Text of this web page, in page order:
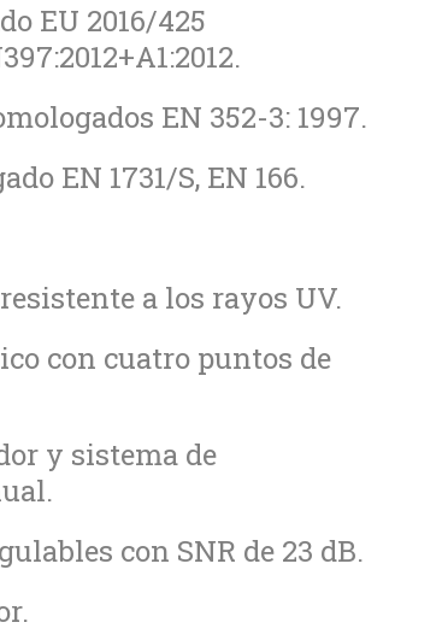
EU 2016/425
EN 352-3: 1997.
EN 1731/S, EN 166.
resistente a los rayos UV.
con cuatro puntos de
y sistema de
con SNR de 23 dB.